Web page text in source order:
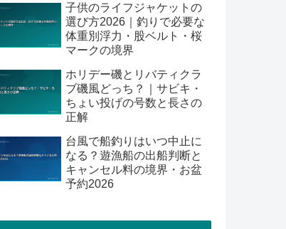
子供のライフジャケットの
選び方2026｜釣りで必要な
体重別浮力・股ベルト・桜
マークの境界
ホリデー磯とリバティクラ
ブ磯風どっち？｜サビキ・
ちょい投げの号数と長さの
正解
台風で船釣りはいつ中止に
なる？遊漁船の出船判断と
キャンセル料の境界・お盆
予約2026